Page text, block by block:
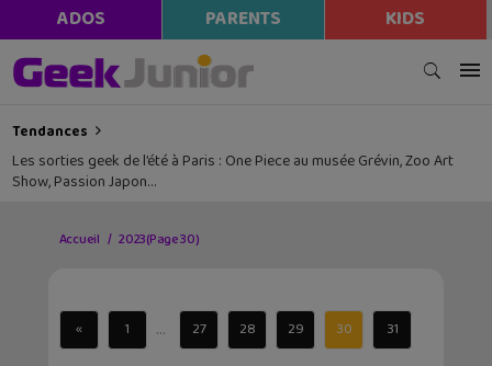
ADOS PARENTS KIDS
Tendances
Les sorties geek de l’été à Paris : One Piece au musée Grévin, Zoo Art
Show, Passion Japon…
Accueil 2023(Page 30)
« 1 ... 27 28 29 30 31